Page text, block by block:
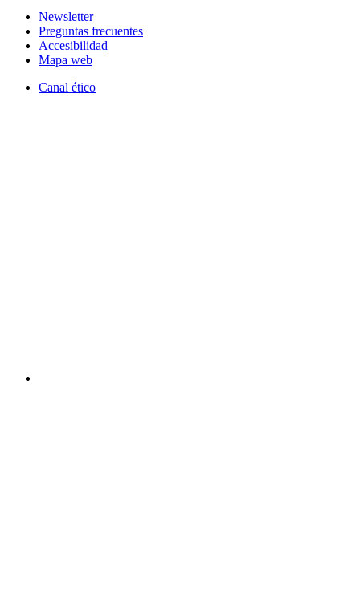
Newsletter
Preguntas frecuentes
Accesibilidad
Mapa web
Canal ético